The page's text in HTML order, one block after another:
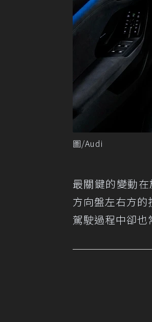
圖/Audi
最關鍵的變動在
方向盤左右方
駕駛過程中卻也